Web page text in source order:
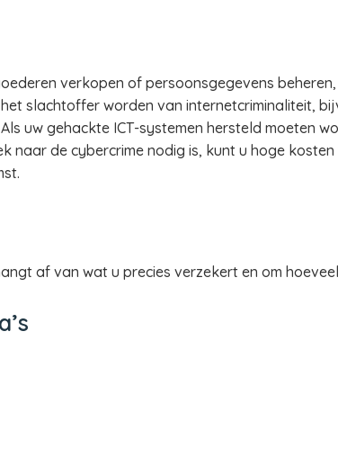
verkopen of persoonsgegevens
het slachtoffer worden van internetcriminaliteit,
uw gehackte ICT-systemen hersteld moeten
naar de cybercrime nodig is, kunt u hoge kosten
af van wat u precies verzekert en om